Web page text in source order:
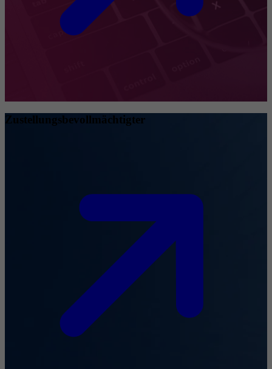
Zustellungsbevollmächtigter